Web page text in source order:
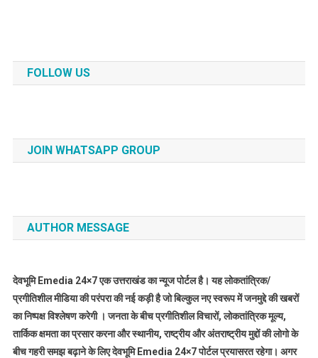
FOLLOW US
JOIN WHATSAPP GROUP
AUTHOR MESSAGE
देवभूमि Emedia 24×7 एक उत्तराखंड का न्यूज पोर्टल है। यह लोकतांत्रिक/
प्रगीतिशील मीडिया की परंपरा की नई कड़ी है जो बिल्कुल नए स्वरूप में जनमुद्दे की खबरों
का निष्पक्ष विश्लेषण करेगी । जनता के बीच प्रगीतिशील विचारों, लोकतांत्रिक मूल्य,
तार्किक क्षमता का प्रसार करना और स्थानीय, राष्ट्रीय और अंतराष्ट्रीय मुद्दों की लोगो के
बीच गहरी समझ बढ़ाने के लिए देवभूमि Emedia 24×7 पोर्टल प्रयासरत रहेगा। अगर